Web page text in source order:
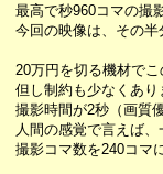
最高で秒960コマの撮
今回の映像は、その半
20万円を切る機材で
但し制約も少なくあり
撮影時間が2秒（画質
人間の感覚で言えば、
撮影コマ数を240コマ